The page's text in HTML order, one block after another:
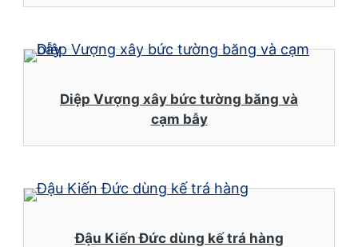
Diệp Vượng xây bức tường băng và
cạm bẫy
Đậu Kiến Đức dùng kế trá hàng